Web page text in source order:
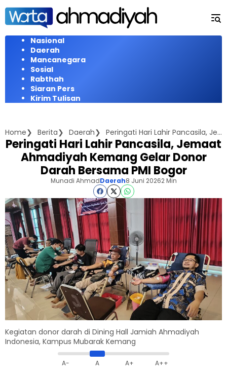
Langsung
konten
Nasional
Daerah
Mancanegara
Sosial
Rabthah
Siaran Pers
Kirim Tulisan
Home Berita Daerah Peringati Hari Lahir Pancasila, Jemaat Ahmadiyah Kemang Gelar Donor Darah Bersama PMI Bogor
Peringati Hari Lahir Pancasila, Jemaat
Ahmadiyah Kemang Gelar Donor
Darah Bersama PMI Bogor
Munadi AhmadDaerah8 Juni 20262 Min
Kegiatan donor darah di Dining Hall Jamiah Ahmadiyah
Indonesia, Kampus Mubarak Kemang
A- A A+ A++